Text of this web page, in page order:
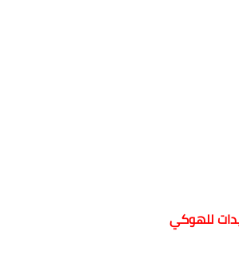
للهوكي